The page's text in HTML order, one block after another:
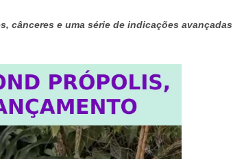
cânceres e uma série de indicações avançadas